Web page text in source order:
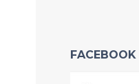
FACEBOOK